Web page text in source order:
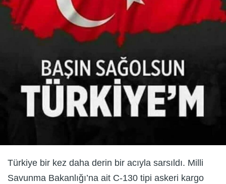
Türkiye bir kez daha derin bir acıyla sarsıldı. Milli
Savunma Bakanlığı’na ait C-130 tipi askeri kargo